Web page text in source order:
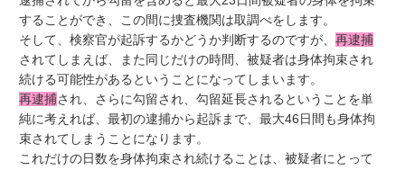
することができ、この間に捜査機関は取調べをします。
そして、検察官が起訴するかどうか判断するのですが、再逮捕
されてしまえば、また同じだけの時間、被疑者は身体拘束され
続ける可能性があるということになってしまいます。
再逮捕され、さらに勾留され、勾留延長されるということを単
純に考えれば、最初の逮捕から起訴まで、最大46日間も身体拘
束されてしまうことになります。
これだけの日数を身体拘束され続けることは、被疑者にとって